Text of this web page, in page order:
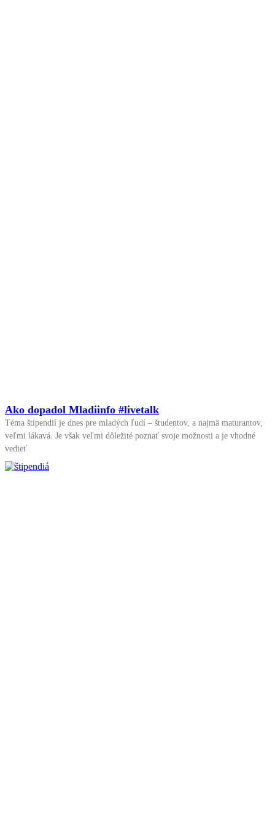
Ako dopadol Mladiinfo #livetalk
Téma štipendií je dnes pre mladých ľudí – študentov, a najmä maturantov,
veľmi lákavá. Je však veľmi dôležité poznať svoje možnosti a je vhodné
vedieť